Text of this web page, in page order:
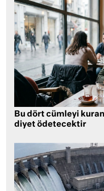
Bu dört cümleyi
diyet ödetecektir